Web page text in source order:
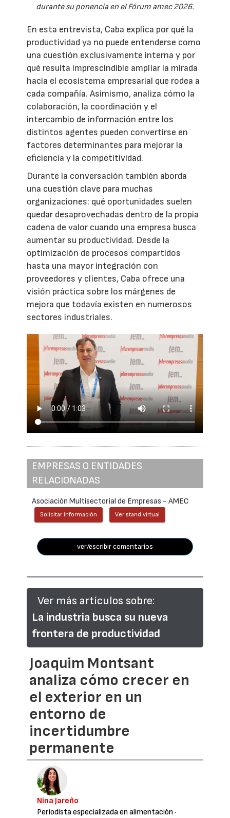
durante su ponencia en el Fórum amec 2026.
En esta entrevista, Caba explica por qué la
productividad ya no puede entenderse como
una cuestión exclusivamente interna y por
qué resulta imprescindible ampliar la mirada
hacia el ecosistema empresarial que rodea a
cada compañía. Asimismo, analiza cómo la
colaboración, la coordinación y el
intercambio de información entre los
distintos agentes pueden convertirse en
factores determinantes para mejorar la
eficiencia y la competitividad.
Durante la conversación también aborda
una cuestión clave para muchas
organizaciones: qué oportunidades suelen
quedar desaprovechadas dentro de la propia
cadena de valor cuando una empresa busca
aumentar su productividad. Desde la
optimización de procesos compartidos
hasta una mayor integración con
proveedores y clientes, Caba ofrece una
visión práctica sobre los márgenes de
mejora que todavía existen en numerosos
sectores industriales.
EMPRESAS O ENTIDADES
RELACIONADAS
Asociación Multisectorial de Empresas - AMEC
Solicitar información Ver stand virtual
ver/escribir comentarios
Ver más artículos sobre:
La industria busca su nueva
frontera de productividad
Joaquim Montsant
analiza cómo crecer en
el exterior en un
entorno de
incertidumbre
permanente
Nina Jareño
Periodista especializada en alimentación ·